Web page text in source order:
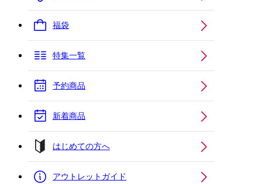
福袋
特集一覧
予約商品
新着商品
はじめての方へ
アウトレットガイド